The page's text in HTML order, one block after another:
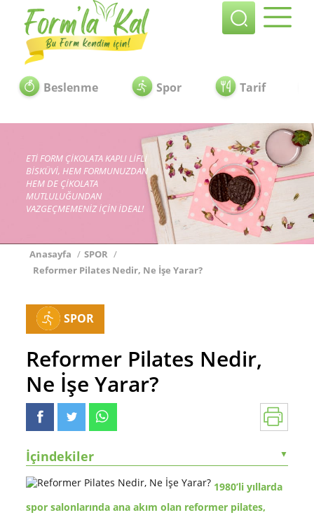
Beslenme Spor Tarif
ETİ FORM ÇİKOLATA KAPLI LİFLİ
BİSKÜVİ, HEM FORMUNUZDAN
HEM DE ÇİKOLATA
MUTLULUĞUNDAN
VAZGEÇMEMENİZ İÇİN İDEAL!
Anasayfa / SPOR /
Reformer Pilates Nedir, Ne İşe Yarar?
SPOR
Reformer Pilates Nedir,
Ne İşe Yarar?
İçindekiler ▼
1980’li yıllarda
spor salonlarında ana akım olan reformer pilates,